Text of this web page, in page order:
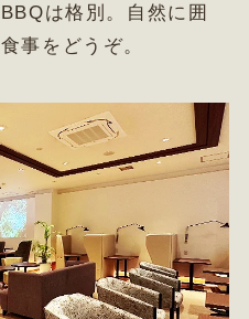
は格別。自然に囲
事をどうぞ。